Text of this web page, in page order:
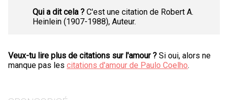
Qui a dit cela ? C'est une citation de Robert A.
Heinlein (1907-1988), Auteur.
Veux-tu lire plus de citations sur l'amour ? Si oui, alors ne
manque pas les citations d'amour de Paulo Coelho.